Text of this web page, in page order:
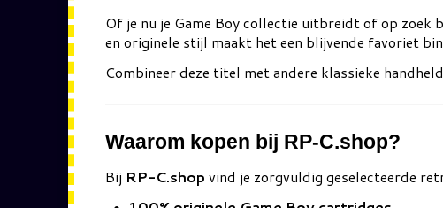
Of je nu je Game Boy collectie uitbreidt of op zoek
en originele stijl maakt het een blijvende favoriet
Combineer deze titel met andere klassieke
Waarom kopen bij RP-C.shop?
Bij RP-C.shop vind je zorgvuldig geselecteerde